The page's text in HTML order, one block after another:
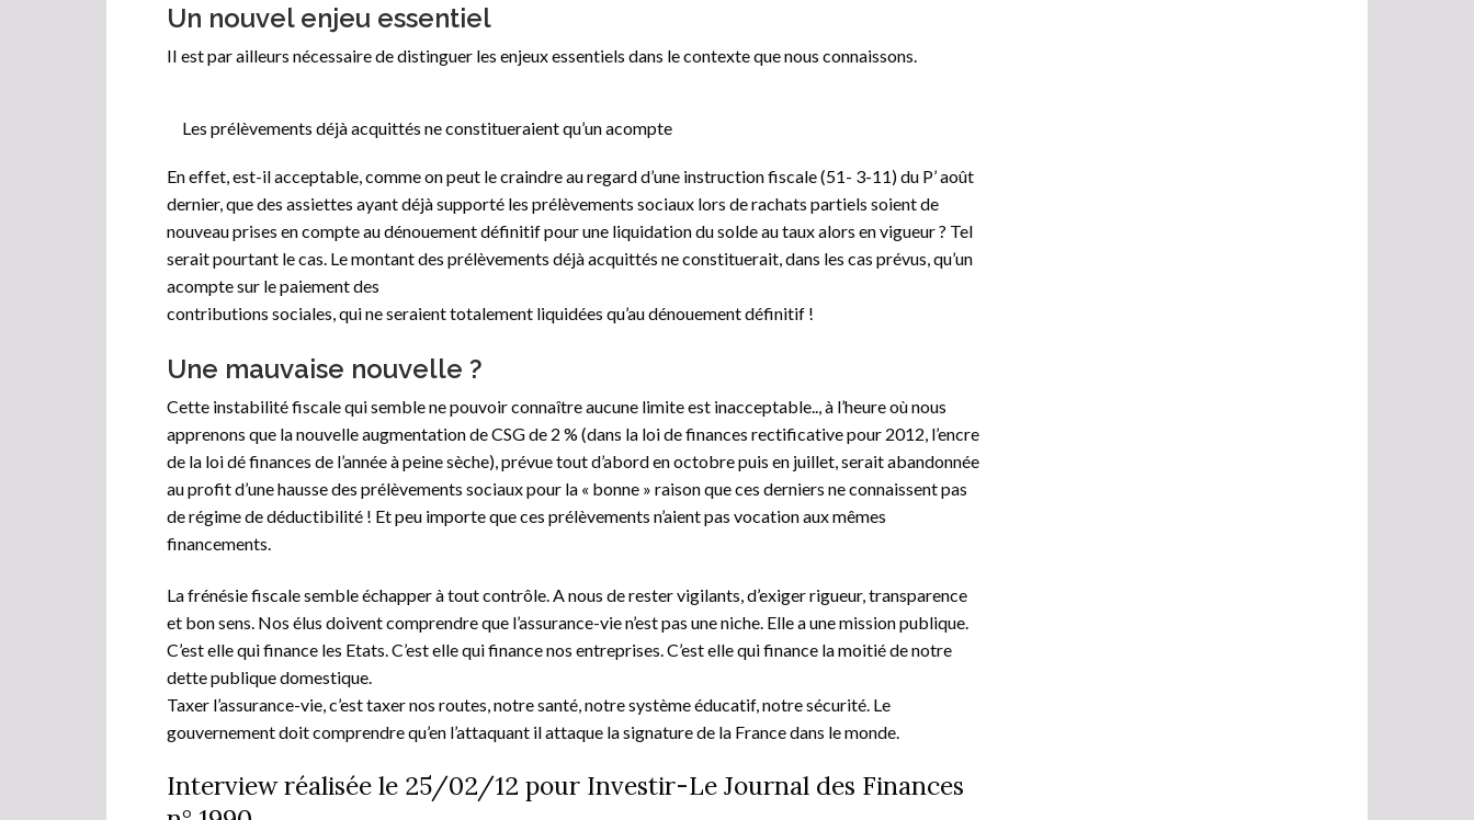
Un nouvel enjeu essentiel
II est par ailleurs nécessaire de distinguer les enjeux essentiels dans le contexte que nous connaissons.
Les prélèvements déjà acquittés ne constitueraient qu’un acompte
En effet, est-il acceptable, comme on peut le craindre au regard d’une instruction fiscale (51- 3-11) du P’ août
dernier, que des assiettes ayant déjà supporté les prélèvements sociaux lors de rachats partiels soient de
nouveau prises en compte au dénouement définitif pour une liquidation du solde au taux alors en vigueur ? Tel
serait pourtant le cas. Le montant des prélèvements déjà acquittés ne constituerait, dans les cas prévus, qu’un
acompte sur le paiement des
contributions sociales, qui ne seraient totalement liquidées qu’au dénouement définitif !
Une mauvaise nouvelle ?
Cette instabilité fiscale qui semble ne pouvoir connaître aucune limite est inacceptable.., à l’heure où nous
apprenons que la nouvelle augmentation de CSG de 2 % (dans la loi de finances rectificative pour 2012, l’encre
de la loi dé finances de l’année à peine sèche), prévue tout d’abord en octobre puis en juillet, serait abandonnée
au profit d’une hausse des prélèvements sociaux pour la « bonne » raison que ces derniers ne connaissent pas
de régime de déductibilité ! Et peu importe que ces prélèvements n’aient pas vocation aux mêmes
financements.
La frénésie fiscale semble échapper à tout contrôle. A nous de rester vigilants, d’exiger rigueur, transparence
et bon sens. Nos élus doivent comprendre que l’assurance-vie n’est pas une niche. Elle a une mission publique.
C’est elle qui finance les Etats. C’est elle qui finance nos entreprises. C’est elle qui finance la moitié de notre
dette publique domestique.
Taxer l’assurance-vie, c’est taxer nos routes, notre santé, notre système éducatif, notre sécurité. Le
gouvernement doit comprendre qu’en l’attaquant il attaque la signature de la France dans le monde.
Interview réalisée le 25/02/12 pour Investir-Le Journal des Finances